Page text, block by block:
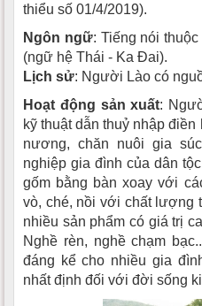
thiểu số 01/4/2019).
Ngôn ngữ: Tiếng nói
(ngữ hệ Thái - Ka Ðai).
Lịch sử: Người Lào có
Hoạt động sản xuất:
kỹ thuật dẫn thuỷ nhập
nương, chăn nuôi gia
nghiệp gia đình của dân
gốm bằng bàn xoay với
vò, ché, nồi với chất lượng
nhiều sản phẩm có giá trị
Nghề rèn, nghề chạm
đáng kể cho nhiều gia
nhất định đối với đời sống